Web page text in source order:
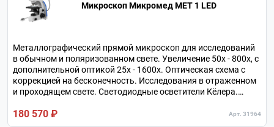
Микроскоп Микромед МЕТ 1 LED
Металлографический прямой микроскоп для исследований
в обычном и поляризованном свете. Увеличение 50х - 800х, с
дополнительной оптикой 25х - 1600х. Оптическая схема с
коррекцией на бесконечность. Исследования в отраженном
и проходящем свете. Светодиодные осветители Кёлера.
180 570 ₽ Арт. 31964